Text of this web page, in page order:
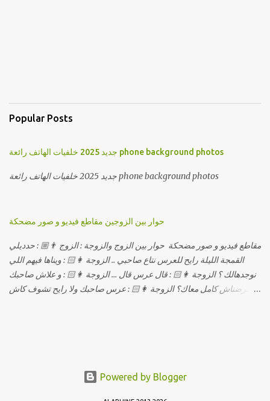
Popular Posts
جديد 2025 خلفيات الهاتف رائعة phone background photos
جديد 2025 خلفيات الهاتف رائعة phone background photos
حوار بين الزوجين مقاطع فيديو و صور مضحكة
مقاطع فيديو و صور مضحكة حوار بين الزوج والزوجة : الزوج 👨🏼 : حدديلي
القمجة الليلة رايح للعرس نتاع صاحبي .. الزوجة 👩🏻 : ويناها فيهم اللي
نوجدهالك ؟ الزوجة 👩🏻 : قال عرس قال ... الزوجة 👩🏻 : و علاش صاحبك
ماعرضناش كامل معاك؟ الزوجة 👩🏻 : عرس صاحبك ولا رايح تشوف كاش
مديتهالي .. واقيلا تحسب روحك شريتني بيهم ؟ الزوجة 👩🏻 : فالح غير في
Powered by Blogger